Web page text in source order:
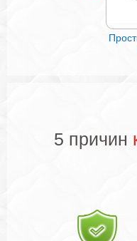
5 причин